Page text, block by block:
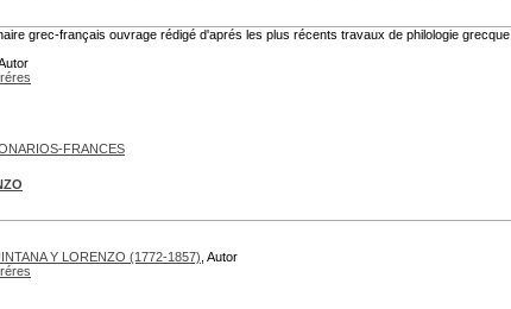
grec-français ouvrage rédigé d'aprés les plus récents travaux de philologie grecque
Autor
FRANCES
Y LORENZO (1772-1857) , Autor